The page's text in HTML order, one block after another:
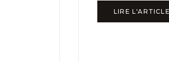
LIRE L'ARTICLE